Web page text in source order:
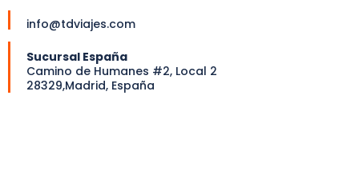
info@tdviajes.com
Sucursal España
Camino de Humanes #2, Local 2
28329,Madrid, España